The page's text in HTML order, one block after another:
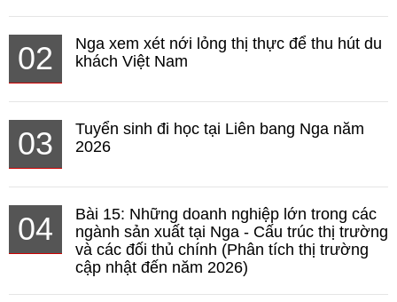
02
Nga xem xét nới lỏng thị thực để thu hút du
khách Việt Nam
03
Tuyển sinh đi học tại Liên bang Nga năm
2026
04
Bài 15: Những doanh nghiệp lớn trong các
ngành sản xuất tại Nga - Cấu trúc thị trường
và các đối thủ chính (Phân tích thị trường
cập nhật đến năm 2026)